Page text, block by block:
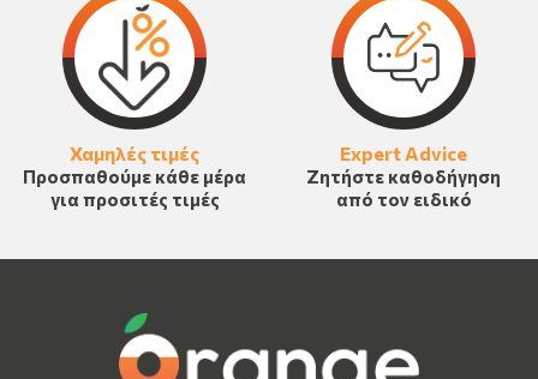
Χαμηλές τιμές
Προσπαθούμε κάθε μέρα
για προσιτές τιμές
Expert Advice
Ζητήστε καθοδήγηση
από τον ειδικό